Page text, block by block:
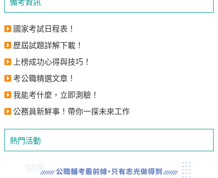
備考資訊
國家考試日程表！
歷屆試題詳解下載！
上榜成功心得與技巧！
考公職精選文章！
我能考什麼，立即測驗！
公務員新鮮事！帶你一探未來工作
熱門活動